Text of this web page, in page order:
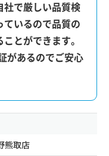
社で厳しい品質検
いるので品質の
とができます。
があるのでご安心
熊取店